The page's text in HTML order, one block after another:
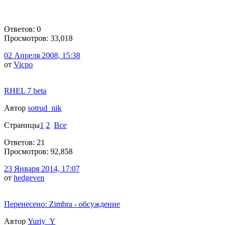
Ответов: 0
Просмотров: 33,018
02 Апреля 2008, 15:38
от Vicpo
RHEL 7 beta
Автор sotrud_nik
Страницы1 2 Все
Ответов: 21
Просмотров: 92,858
23 Января 2014, 17:07
от hedgeven
Перенесено: Zimbra - обсуждение
Автор Yuriy_Y